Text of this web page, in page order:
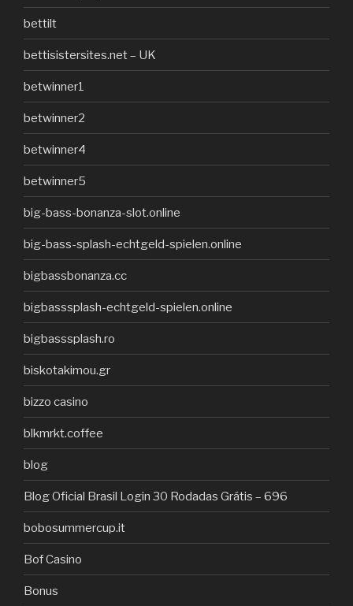
bettilt
bettisistersites.net – UK
betwinner1
betwinner2
betwinner4
betwinner5
big-bass-bonanza-slot.online
big-bass-splash-echtgeld-spielen.online
bigbassbonanza.cc
bigbasssplash-echtgeld-spielen.online
bigbasssplash.ro
biskotakimou.gr
bizzo casino
blkmrkt.coffee
blog
Blog Oficial Brasil Login 30 Rodadas Grátis – 696
bobosummercup.it
Bof Casino
Bonus